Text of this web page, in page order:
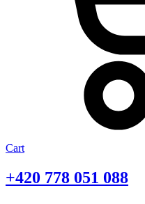
Cart
+420 778 051 088